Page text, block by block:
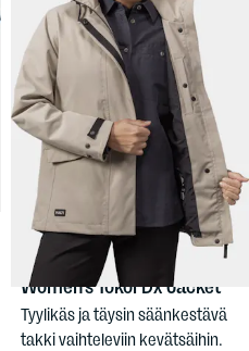
249,90 €
HALTI
Women's Tokoi Dx Jacket
Tyylikäs ja täysin säänkestävä
takki vaihteleviin kevätsäihin.